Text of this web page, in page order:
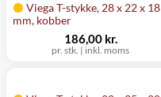
Viega T-stykke, 28 x 22 x 18
mm, kobber
pr. stk. | inkl. moms
186,00 kr.